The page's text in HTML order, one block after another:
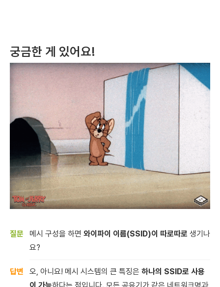
궁금한 게 있어요!
메시 구성을 하면 와이파이 이름(SSID)이 따로따로 생기나
요?
오, 아니요! 메시 시스템의 큰 특징은 하나의 SSID로 사용